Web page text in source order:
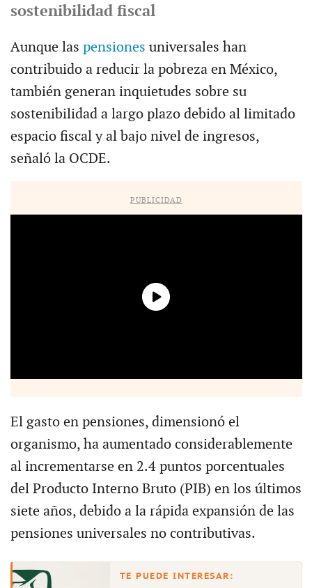
sostenibilidad fiscal
Aunque las pensiones universales han
contribuido a reducir la pobreza en México,
también generan inquietudes sobre su
sostenibilidad a largo plazo debido al limitado
espacio fiscal y al bajo nivel de ingresos,
señaló la OCDE.
PUBLICIDAD
El gasto en pensiones, dimensionó el
organismo, ha aumentado considerablemente
al incrementarse en 2.4 puntos porcentuales
del Producto Interno Bruto (PIB) en los últimos
siete años, debido a la rápida expansión de las
pensiones universales no contributivas.